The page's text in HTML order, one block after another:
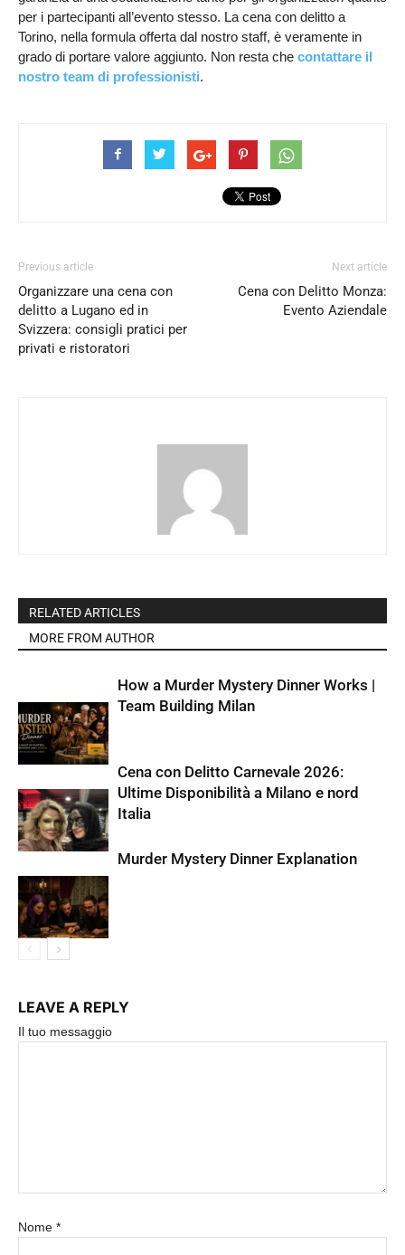
per i partecipanti all’evento stesso. La cena con delitto a
Torino, nella formula offerta dal nostro staff, è veramente in
grado di portare valore aggiunto. Non resta che contattare il
nostro team di professionisti.
Previous article
Organizzare una cena con
delitto a Lugano ed in
Svizzera: consigli pratici per
privati e ristoratori
Next article
Cena con Delitto Monza:
Evento Aziendale
RELATED ARTICLES
MORE FROM AUTHOR
How a Murder Mystery Dinner Works |
Team Building Milan
Cena con Delitto Carnevale 2026:
Ultime Disponibilità a Milano e nord
Italia
Murder Mystery Dinner Explanation
LEAVE A REPLY
Il tuo messaggio
Nome *